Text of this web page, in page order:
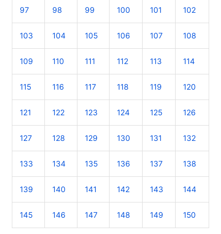
97 98 99 100 101 102
103 104 105 106 107 108
109 110 111 112 113 114
115 116 117 118 119 120
121 122 123 124 125 126
127 128 129 130 131 132
133 134 135 136 137 138
139 140 141 142 143 144
145 146 147 148 149 150